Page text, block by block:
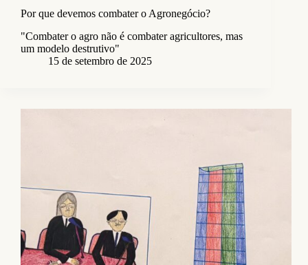
Por que devemos combater o Agronegócio?
"Combater o agro não é combater agricultores, mas
um modelo destrutivo"
15 de setembro de 2025